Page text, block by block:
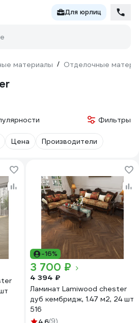
Для юрлиц
материалы / Отделочные
Фильтры
Цена Производители
-16%
3 700 ₽
4 394 ₽
Ламинат Lamiwood chester
дуб кембридж, 1.47 м2, 24 шт
516
(9)